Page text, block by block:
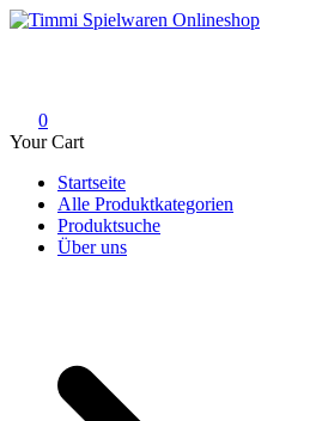
Skip
0
Your Cart
Startseite
Alle Produktkategorien
Produktsuche
Über uns